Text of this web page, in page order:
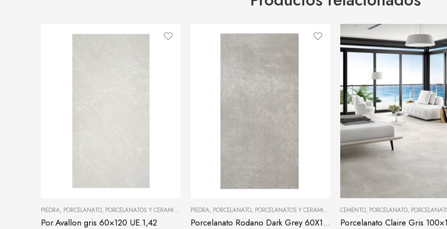
PIEDRA, PORCELANATO, PORCELANATOS Y CERÁMICAS
Por.Avallon gris 60×120 UE.1,42
PIEDRA, PORCELANATO, PORCELANATOS Y CERÁMICAS
Porcelanato Rodano Dark Grey 60X120
CEMENTO, PORCELANATO, PORCELANATOS
Porcelanato Claire Gris